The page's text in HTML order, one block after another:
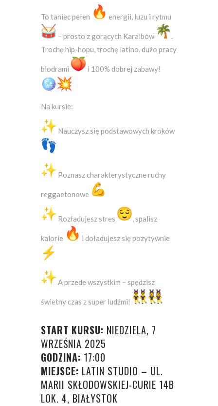
To taniec pełen energii, luzu i rytmu
– prosto z gorących Karaibów
.
Trochę hip-hopu, trochę latino, dużo pracy
biodrami i 100% dobrej zabawy!
Na kursie:
Nauczysz się podstawowych kroków
Poznasz charakterystyczne ruchy
reggaetonowe
Rozładujesz stres , spalisz
kalorie i doładujesz się pozytywnie
A przede wszystkim – spędzisz
świetny czas z super ludźmi!
START KURSU: NIEDZIELA, 7
WRZEŚNIA 2025
GODZINA: 17:00
MIEJSCE: LATIN STUDIO – UL.
MARII SKŁODOWSKIEJ-CURIE 14B
LOK. 4, BIAŁYSTOK